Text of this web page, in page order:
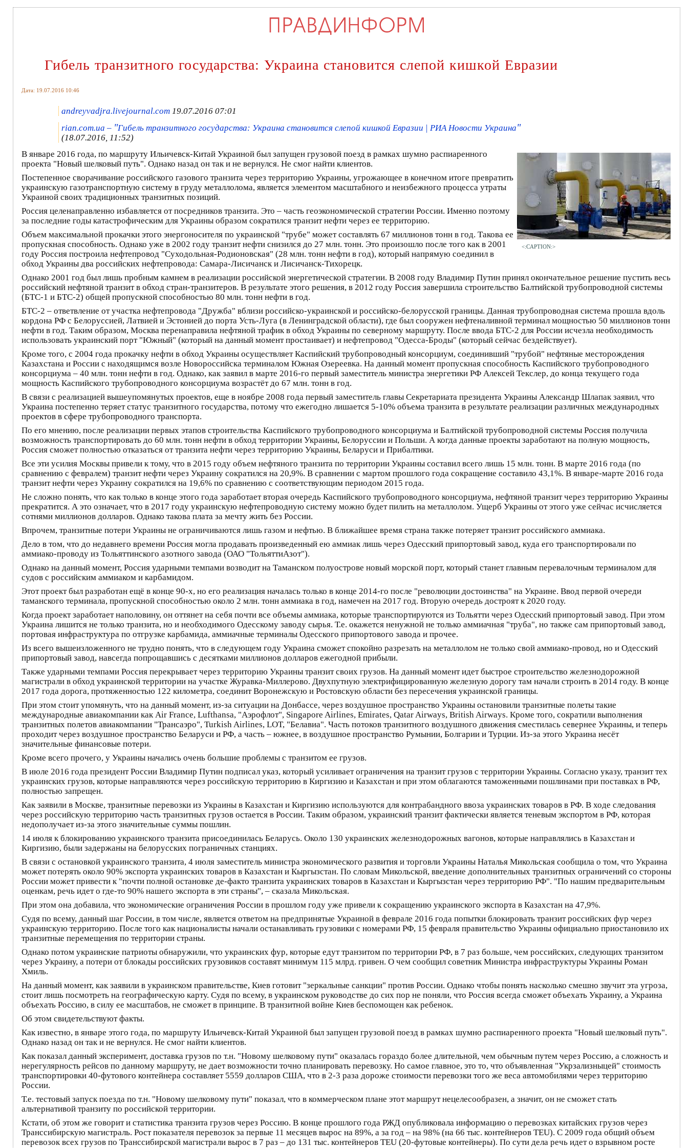
Гибель транзитного государства: Украина становится слепой кишкой Евразии
Дата: 19.07.2016 10:46
andreyvadjra.livejournal.com 19.07.2016 07:01
rian.com.ua – "Гибель транзитного государства: Украина становится слепой кишкой Евразии | РИА Новости Украина"
(18.07.2016, 11:52)
<:CAPTION:>
В январе 2016 года, по маршруту Ильичевск-Китай Украиной был запущен грузовой поезд в рамках шумно распиаренного
проекта "Новый шелковый путь". Однако назад он так и не вернулся. Не смог найти клиентов.
Постепенное сворачивание российского газового транзита через территорию Украины, угрожающее в конечном итоге превратить
украинскую газотранспортную систему в груду металлолома, является элементом масштабного и неизбежного процесса утраты
Украиной своих традиционных транзитных позиций.
Россия целенаправленно избавляется от посредников транзита. Это – часть геоэкономической стратегии России. Именно поэтому
за последние годы катастрофическим для Украины образом сократился транзит нефти через ее территорию.
Объем максимальной прокачки этого энергоносителя по украинской "трубе" может составлять 67 миллионов тонн в год. Такова ее
пропускная способность. Однако уже в 2002 году транзит нефти снизился до 27 млн. тонн. Это произошло после того как в 2001
году Россия построила нефтепровод "Суходольная-Родионовская" (28 млн. тонн нефти в год), который напрямую соединил в
обход Украины два российских нефтепровода: Самара-Лисичанск и Лисичанск-Тихорецк.
Однако 2001 год был лишь пробным камнем в реализации российской энергетической стратегии. В 2008 году Владимир Путин принял окончательное решение пустить весь
российский нефтяной транзит в обход стран-транзитеров. В результате этого решения, в 2012 году Россия завершила строительство Балтийской трубопроводной системы
(БТС-1 и БТС-2) общей пропускной способностью 80 млн. тонн нефти в год.
БТС-2 – ответвление от участка нефтепровода "Дружба" вблизи российско-украинской и российско-белорусской границы. Данная трубопроводная система прошла вдоль
кордона РФ с Белоруссией, Латвией и Эстонией до порта Усть-Луга (в Ленинградской области), где был сооружен нефтеналивной терминал мощностью 50 миллионов тонн
нефти в год. Таким образом, Москва перенаправила нефтяной трафик в обход Украины по северному маршруту. После ввода БТС-2 для России исчезла необходимость
использовать украинский порт "Южный" (который на данный момент простаивает) и нефтепровод "Одесса-Броды" (который сейчас бездействует).
Кроме того, с 2004 года прокачку нефти в обход Украины осуществляет Каспийский трубопроводный консорциум, соединивший "трубой" нефтяные месторождения
Казахстана и России с находящимся возле Новороссийска терминалом Южная Озереевка. На данный момент пропускная способность Каспийского трубопроводного
консорциума – 40 млн. тонн нефти в год. Однако, как заявил в марте 2016-го первый заместитель министра энергетики РФ Алексей Текслер, до конца текущего года
мощность Каспийского трубопроводного консорциума возрастёт до 67 млн. тонн в год.
В связи с реализацией вышеупомянутых проектов, еще в ноябре 2008 года первый заместитель главы Секретариата президента Украины Александр Шлапак заявил, что
Украина постепенно теряет статус транзитного государства, потому что ежегодно лишается 5-10% объема транзита в результате реализации различных международных
проектов в сфере трубопроводного транспорта.
По его мнению, после реализации первых этапов строительства Каспийского трубопроводного консорциума и Балтийской трубопроводной системы Россия получила
возможность транспортировать до 60 млн. тонн нефти в обход территории Украины, Белоруссии и Польши. А когда данные проекты заработают на полную мощность,
Россия сможет полностью отказаться от транзита нефти через территорию Украины, Беларуси и Прибалтики.
Все эти усилия Москвы привели к тому, что в 2015 году объем нефтяного транзита по территории Украины составил всего лишь 15 млн. тонн. В марте 2016 года (по
сравнению с февралем) транзит нефти через Украину сократился на 20,9%. В сравнении с мартом прошлого года сокращение составило 43,1%. В январе-марте 2016 года
транзит нефти через Украину сократился на 19,6% по сравнению с соответствующим периодом 2015 года.
Не сложно понять, что как только в конце этого года заработает вторая очередь Каспийского трубопроводного консорциума, нефтяной транзит через территорию Украины
прекратится. А это означает, что в 2017 году украинскую нефтепроводную систему можно будет пилить на металлолом. Ущерб Украины от этого уже сейчас исчисляется
сотнями миллионов долларов. Однако такова плата за мечту жить без России.
Впрочем, транзитные потери Украины не ограничиваются лишь газом и нефтью. В ближайшее время страна также потеряет транзит российского аммиака.
Дело в том, что до недавнего времени Россия могла продавать произведенный ею аммиак лишь через Одесский припортовый завод, куда его транспортировали по
аммиако-проводу из Тольяттинского азотного завода (ОАО "ТольяттиАзот").
Однако на данный момент, Россия ударными темпами возводит на Таманском полуострове новый морской порт, который станет главным перевалочным терминалом для
судов с российским аммиаком и карбамидом.
Этот проект был разработан ещё в конце 90-х, но его реализация началась только в конце 2014-го после "революции достоинства" на Украине. Ввод первой очереди
таманского терминала, пропускной способностью около 2 млн. тонн аммиака в год, намечен на 2017 год. Вторую очередь достроят к 2020 году.
Когда проект заработает наполовину, он оттянет на себя почти все объемы аммиака, которые транспортируются из Тольятти через Одесский припортовый завод. При этом
Украина лишится не только транзита, но и необходимого Одесскому заводу сырья. Т.е. окажется ненужной не только аммиачная "труба", но также сам припортовый завод,
портовая инфраструктура по отгрузке карбамида, аммиачные терминалы Одесского припортового завода и прочее.
Из всего вышеизложенного не трудно понять, что в следующем году Украина сможет спокойно разрезать на металлолом не только свой аммиако-провод, но и Одесский
припортовый завод, навсегда попрощавшись с десятками миллионов долларов ежегодной прибыли.
Также ударными темпами Россия перекрывает через территорию Украины транзит своих грузов. На данный момент идет быстрое строительство железнодорожной
магистрали в обход украинской территории на участке Журавка-Миллерово. Двухпутную электрифицированную железную дорогу там начали строить в 2014 году. В конце
2017 года дорога, протяженностью 122 километра, соединит Воронежскую и Ростовскую области без пересечения украинской границы.
При этом стоит упомянуть, что на данный момент, из-за ситуации на Донбассе, через воздушное пространство Украины остановили транзитные полеты такие
международные авиакомпании как Air France, Lufthansa, "Аэрофлот", Singapore Airlines, Emirates, Qatar Airways, British Airways. Кроме того, сократили выполнения
транзитных полетов авиакомпании "Трансаэро", Turkish Airlines, LOT, "Белавиа". Часть потоков транзитного воздушного движения сместилась севернее Украины, и теперь
проходит через воздушное пространство Беларуси и РФ, а часть – южнее, в воздушное пространство Румынии, Болгарии и Турции. Из-за этого Украина несёт
значительные финансовые потери.
Кроме всего прочего, у Украины начались очень большие проблемы с транзитом ее грузов.
В июле 2016 года президент России Владимир Путин подписал указ, который усиливает ограничения на транзит грузов с территории Украины. Согласно указу, транзит тех
украинских грузов, которые направляются через российскую территорию в Киргизию и Казахстан и при этом облагаются таможенными пошлинами при поставках в РФ,
полностью запрещен.
Как заявили в Москве, транзитные перевозки из Украины в Казахстан и Киргизию используются для контрабандного ввоза украинских товаров в РФ. В ходе следования
через российскую территорию часть транзитных грузов остается в России. Таким образом, украинский транзит фактически является теневым экспортом в РФ, которая
недополучает из-за этого значительные суммы пошлин.
14 июля к блокированию украинского транзита присоединилась Беларусь. Около 130 украинских железнодорожных вагонов, которые направлялись в Казахстан и
Киргизию, были задержаны на белорусских пограничных станциях.
В связи с остановкой украинского транзита, 4 июля заместитель министра экономического развития и торговли Украины Наталья Микольская сообщила о том, что Украина
может потерять около 90% экспорта украинских товаров в Казахстан и Кыргызстан. По словам Микольской, введение дополнительных транзитных ограничений со стороны
России может привести к "почти полной остановке де-факто транзита украинских товаров в Казахстан и Кыргызстан через территорию РФ". "По нашим предварительным
оценкам, речь идет о где-то 90% нашего экспорта в эти страны", – сказала Микольская.
При этом она добавила, что экономические ограничения России в прошлом году уже привели к сокращению украинского экспорта в Казахстан на 47,9%.
Судя по всему, данный шаг России, в том числе, является ответом на предпринятые Украиной в феврале 2016 года попытки блокировать транзит российских фур через
украинскую территорию. После того как националисты начали останавливать грузовики с номерами РФ, 15 февраля правительство Украины официально приостановило их
транзитные перемещения по территории страны.
Однако потом украинские патриоты обнаружили, что украинских фур, которые едут транзитом по территории РФ, в 7 раз больше, чем российских, следующих транзитом
через Украину, а потери от блокады российских грузовиков составят минимум 115 млрд. гривен. О чем сообщил советник Министра инфраструктуры Украины Роман
Хмиль.
На данный момент, как заявили в украинском правительстве, Киев готовит "зеркальные санкции" против России. Однако чтобы понять насколько смешно звучит эта угроза,
стоит лишь посмотреть на географическую карту. Судя по всему, в украинском руководстве до сих пор не поняли, что Россия всегда сможет объехать Украину, а Украина
объехать Россию, в силу ее масштабов, не сможет в принципе. В транзитной войне Киев беспомощен как ребенок.
Об этом свидетельствуют факты.
Как известно, в январе этого года, по маршруту Ильичевск-Китай Украиной был запущен грузовой поезд в рамках шумно распиаренного проекта "Новый шелковый путь".
Однако назад он так и не вернулся. Не смог найти клиентов.
Как показал данный эксперимент, доставка грузов по т.н. "Новому шелковому пути" оказалась гораздо более длительной, чем обычным путем через Россию, а сложность и
нерегулярность рейсов по данному маршруту, не дает возможности точно планировать перевозку. Но самое главное, это то, что объявленная "Укрзализныцей" стоимость
транспортировки 40-футового контейнера составляет 5559 долларов США, что в 2-3 раза дороже стоимости перевозки того же веса автомобилями через территорию
России.
Т.е. тестовый запуск поезда по т.н. "Новому шелковому пути" показал, что в коммерческом плане этот маршрут нецелесообразен, а значит, он не сможет стать
альтернативой транзиту по российской территории.
Кстати, об этом же говорит и статистика транзита грузов через Россию. В конце прошлого года РЖД опубликовала информацию о перевозках китайских грузов через
Транссибирскую магистраль. Рост показателя перевозок за первые 11 месяцев вырос на 89%, а за год – на 98% (на 66 тыс. контейнеров TEU). С 2009 года общий объем
перевозок всех грузов по Транссибирской магистрали вырос в 7 раз – до 131 тыс. контейнеров TEU (20-футовые контейнеры). По сути дела речь идет о взрывном росте